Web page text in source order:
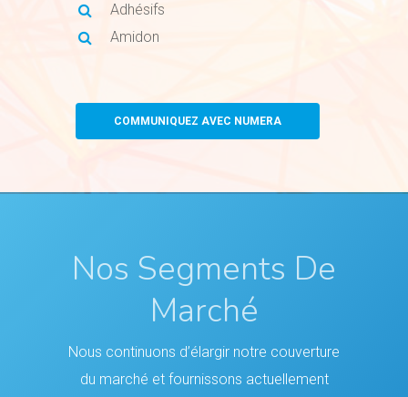
Adhésifs
Amidon
COMMUNIQUEZ AVEC NUMERA
Nos Segments De
Marché
Nous continuons d’élargir notre couverture
du marché et fournissons actuellement